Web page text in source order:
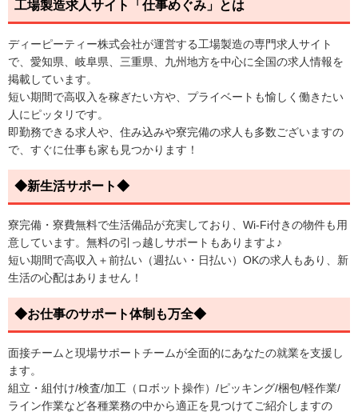
工場製造求人サイト「仕事めぐみ」とは
ディーピーティー株式会社が運営する工場製造の専門求人サイト
で、愛知県、岐阜県、三重県、九州地方を中心に全国の求人情報を
掲載しています。
短い期間で高収入を稼ぎたい方や、プライベートも愉しく働きたい
人にピッタリです。
即勤務できる求人や、住み込みや寮完備の求人も多数ございますの
で、すぐに仕事も家も見つかります！
◆新生活サポート◆
寮完備・寮費無料で生活備品が充実しており、Wi-Fi付きの物件も用
意しています。無料の引っ越しサポートもありますよ♪
短い期間で高収入＋前払い（週払い・日払い）OKの求人もあり、新
生活の心配はありません！
◆お仕事のサポート体制も万全◆
面接チームと現場サポートチームが全面的にあなたの就業を支援し
ます。
組立・組付け/検査/加工（ロボット操作）/ピッキング/梱包/軽作業/
ライン作業など各種業務の中から適正を見つけてご紹介しますの